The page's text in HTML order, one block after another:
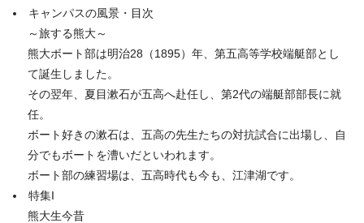
キャンパスの風景・目次
～旅する熊大～
熊大ボート部は明治28（1895）年、第五高等学校端艇部とし
て誕生しました。
その翌年、夏目漱石が五高へ赴任し、第2代の端艇部部長に就
任。
ボート好きの漱石は、五高の先生たちの対抗試合に出場し、自
分でもボートを漕いだといわれます。
ボート部の練習場は、五高時代も今も、江津湖です。
特集I
熊大生今昔